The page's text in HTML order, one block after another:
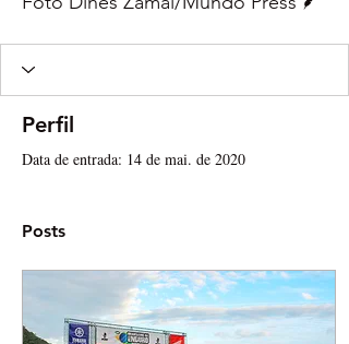
Perfil
Data de entrada: 14 de mai. de 2020
Posts